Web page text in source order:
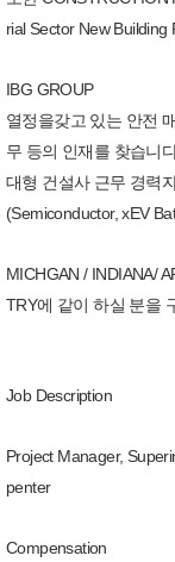
rial Sector New Building
IBG GROUP
열정을갖고 있는 안전
무 등의 인재를 찾습니
대형 건설사 근무 경력
(Semiconductor, xEV
MICHGAN / INDIANA/
TRY에 같이 하실 분을
Job Description
Project Manager,
penter
Compensation